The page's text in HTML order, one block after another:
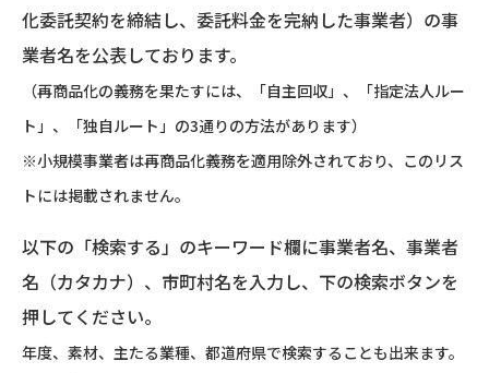
化委託契約を締結し、委託料金を完納した事業者）の事
業者名を公表しております。
（再商品化の義務を果たすには、「自主回収」、「指定法人ルー
ト」、「独自ルート」の3通りの方法があります）
※小規模事業者は再商品化義務を適用除外されており、このリス
トには掲載されません。
以下の「検索する」のキーワード欄に事業者名、事業者
名（カタカナ）、市町村名を入力し、下の検索ボタンを
押してください。
年度、素材、主たる業種、都道府県で検索することも出来ます。